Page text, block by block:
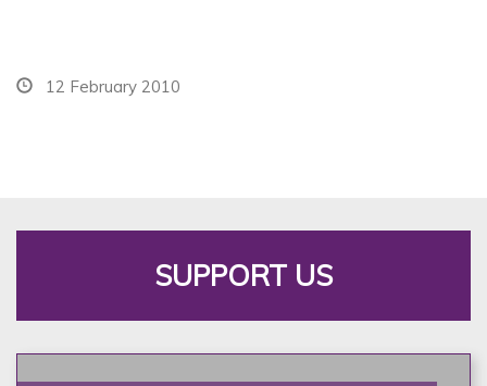
12 February 2010
SUPPORT US